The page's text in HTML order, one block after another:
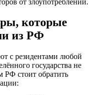
которые
из РФ
с резидентами любой
государства не
РФ стоит обратить